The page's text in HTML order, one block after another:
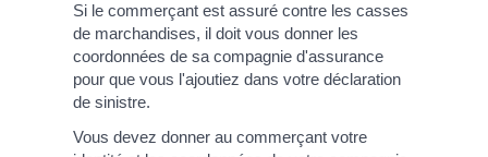
Si le commerçant est assuré contre les casses
de marchandises, il doit vous donner les
coordonnées de sa compagnie d'assurance
pour que vous l'ajoutiez dans votre déclaration
de sinistre.
Vous devez donner au commerçant votre